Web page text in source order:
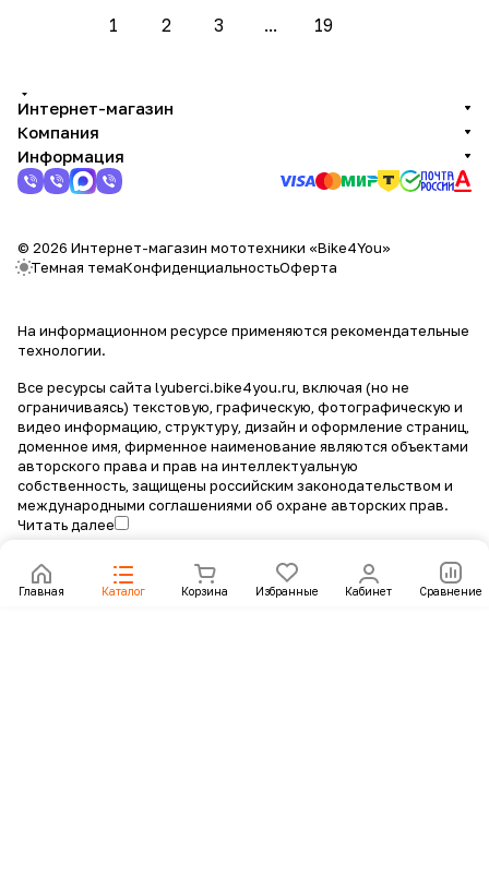
1 2 3 ... 19
Главная Каталог Корзина Избранные Кабинет Сравнение
Интернет-магазин
Компания
Информация
© 2026 Интернет-магазин мототехники «Bike4You»
Темная темаКонфиденциальностьОферта
На информационном ресурсе применяются рекомендательные
технологии.
Все ресурсы сайта lyuberci.bike4you.ru, включая (но не
ограничиваясь) текстовую, графическую, фотографическую и
видео информацию, структуру, дизайн и оформление страниц,
доменное имя, фирменное наименование являются объектами
авторского права и прав на интеллектуальную
собственность, защищены российским законодательством и
международными соглашениями об охране авторских прав.
Читать далее